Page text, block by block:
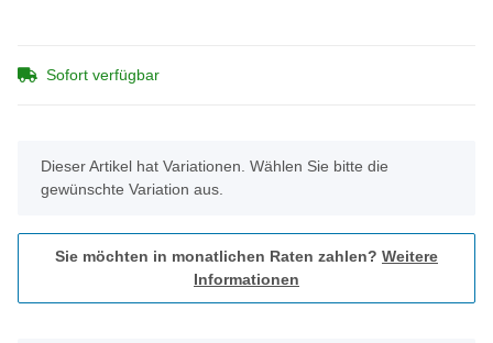
Sofort verfügbar
x
Dieser Artikel hat Variationen. Wählen Sie bitte die
gewünschte Variation aus.
Sie möchten in monatlichen Raten zahlen? Weitere
Informationen